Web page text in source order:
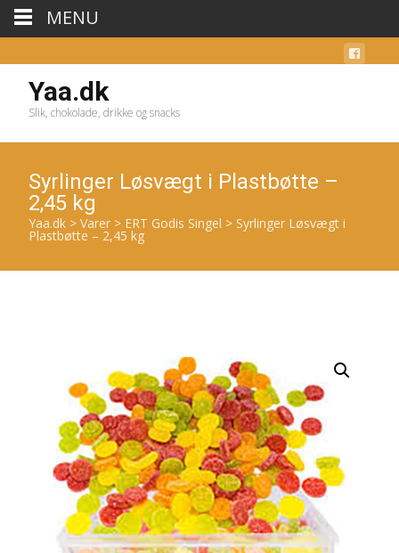
Yaa.dk
Slik, chokolade, drikke og snacks
Syrlinger Løsvægt i Plastbøtte –
2,45 kg
Yaa.dk > Varer > ERT Godis Singel > Syrlinger Løsvægt i
Plastbøtte – 2,45 kg
MENU